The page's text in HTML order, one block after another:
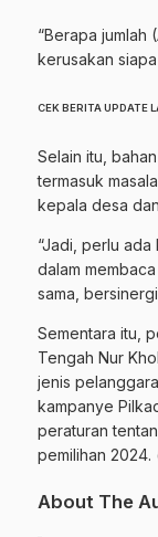
“Berapa jumlah
kerusakan
CEK BERITA UPDATE
Selain itu,
termasuk
kepala desa
“Jadi, perlu ada
dalam
sama,
Sementara itu,
Tengah Nur
jenis
kampanye
peraturan
pemilihan 2024.
About The